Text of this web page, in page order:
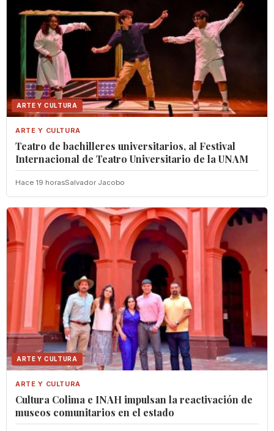
ARTE Y CULTURA
ARTE Y CULTURA
Teatro de bachilleres universitarios, al Festival
Internacional de Teatro Universitario de la UNAM
Hace 19 horasSalvador Jacobo
ARTE Y CULTURA
ARTE Y CULTURA
Cultura Colima e INAH impulsan la reactivación de
museos comunitarios en el estado